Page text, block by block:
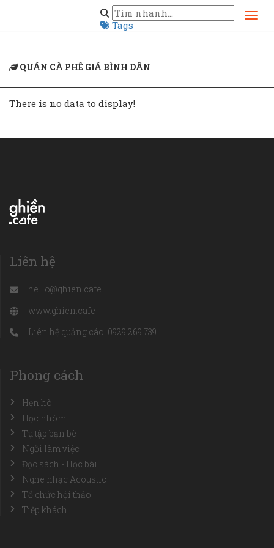
Tags
quán cà phê giá bình dân
QUÁN CÀ PHÊ GIÁ BÌNH DÂN
There is no data to display!
Liên hệ
hello@ghien.cafe
www.ghien.cafe
Liên hệ quảng cáo: 0929.269.739
Phong cách
Hẹn hò
Học nhóm
Tụ tập bạn bè
Ngồi làm việc
Đọc sách - Học bài
Nghe nhạc Acoustic
Tổ chức hội thảo
Tiếp khách